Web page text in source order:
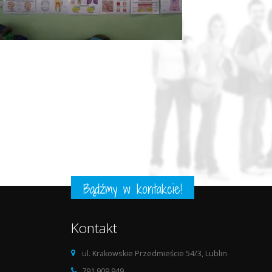
Bądźmy w kontakcie!
Kontakt
ul. Krakowskie Przedmieście 54/3, Lublin